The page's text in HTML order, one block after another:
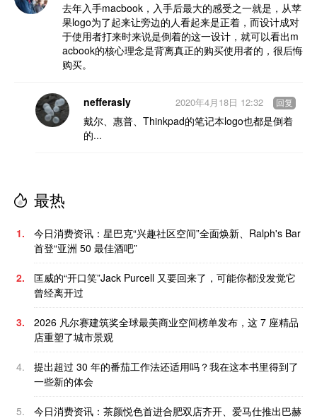
去年入手macbook，入手后最大的感受之一就是，从苹
果logo为了起来让旁边的人看起来是正着，而设计成对
于使用者打来时来说是倒着的这一设计，就可以看出m
acbook的核心理念是背离真正的购买使用者的，很后悔
购买。
nefferasly
戴尔、惠普、Thinkpad的笔记本logo也都是倒着
的...
2020年4月18日 12:32 回复
最热
1.
今日消费资讯：星巴克“兴趣社区空间”全面焕新、Ralph's Bar
首登“亚洲 50 最佳酒吧”
2.
匡威的“开口笑”Jack Purcell 又要回来了，可能你都没发觉它
曾经离开过
3.
2026 凡尔赛建筑奖全球最美商业空间榜单发布，这 7 座精品
店重塑了城市景观
4.
提出超过 30 年的番茄工作法还适用吗？我在这本书里得到了
一些新的体会
5.
今日消费资讯：茶颜悦色首进合肥双店齐开、爱马仕推出巴赫